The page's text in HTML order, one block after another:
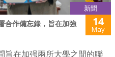
新聞
合作備忘錄，旨在加強
14
May
旨在加强兩所大學之間的聯